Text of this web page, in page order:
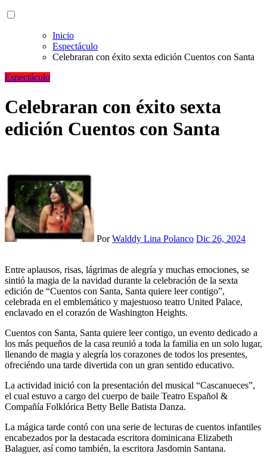
Inicio
Espectáculo
Celebraran con éxito sexta edición Cuentos con Santa
Espectáculo
Celebraran con éxito sexta
edición Cuentos con Santa
PorWalddy Lina Polanco Dic 26, 2024
Entre aplausos, risas, lágrimas de alegría y muchas emociones, se
sintió la magia de la navidad durante la celebración de la sexta
edición de “Cuentos con Santa, Santa quiere leer contigo”,
celebrada en el emblemático y majestuoso teatro United Palace,
enclavado en el corazón de Washington Heights.
Cuentos con Santa, Santa quiere leer contigo, un evento dedicado a
los más pequeños de la casa reunió a toda la familia en un solo lugar,
llenando de magia y alegría los corazones de todos los presentes,
ofreciéndo una tarde divertida con un gran sentido educativo.
La actividad inició con la presentación del musical “Cascanueces”,
el cual estuvo a cargo del cuerpo de baile Teatro Español &
Compañía Folklórica Betty Belle Batista Danza.
La mágica tarde contó con una serie de lecturas de cuentos infantiles
encabezados por la destacada escritora dominicana Elizabeth
Balaguer, así como también, la escritora Jasdomin Santana.